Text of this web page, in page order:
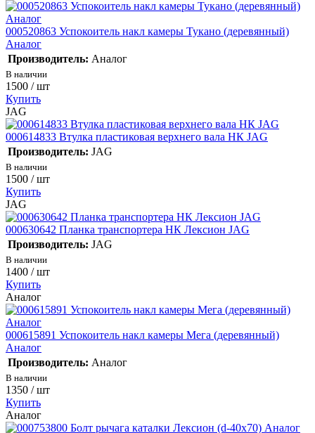
000520863 Успокоитель накл камеры Тукано (деревянный)
Аналог
Производитель: Аналог
В наличии
1500 / шт
Купить
JAG
000614833 Втулка пластиковая верхнего вала НК JAG
Производитель: JAG
В наличии
1500 / шт
Купить
JAG
000630642 Планка транспортера НК Лексион JAG
Производитель: JAG
В наличии
1400 / шт
Купить
Аналог
000615891 Успокоитель накл камеры Мега (деревянный)
Аналог
Производитель: Аналог
В наличии
1350 / шт
Купить
Аналог